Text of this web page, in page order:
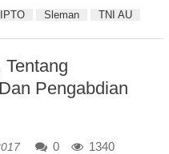
Sleman TNI AU
Pengabdian
0 1340